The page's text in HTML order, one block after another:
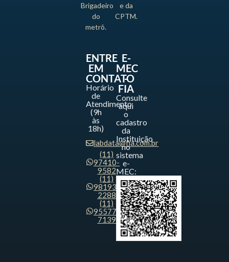
Brigadeiro
do
metrô.
e da
CPTM.
ENTRE
EM
CONTATO
Horário
de
Atendimento
(9h
às
18h)
labdata@fia.com.br
(11)
97410-
9582
(11)
98193-
2288
(11)
95577-
7139
E-
MEC
-
FIA
Consulte
aqui
o
cadastro
da
Instituição
no
sistema
e-
MEC: